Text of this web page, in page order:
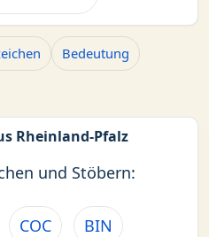
Bedeutung
Rheinland-Pfalz
und Stöbern:
COC BIN